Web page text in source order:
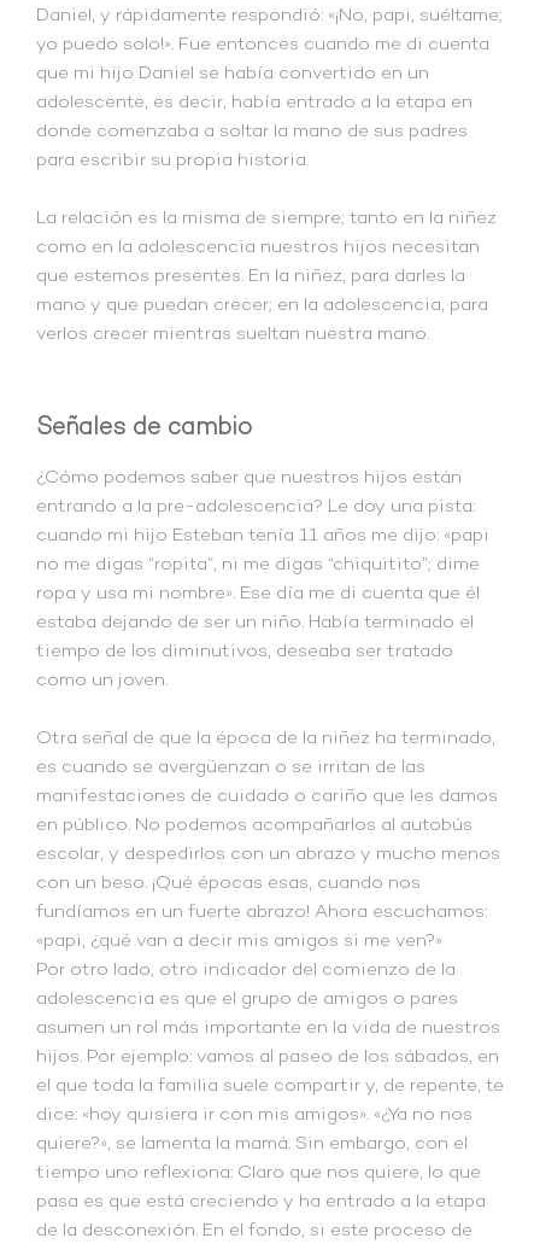
Daniel, y rápidamente respondió: «¡No, papi, suéltame;
yo puedo solo!». Fue entonces cuando me di cuenta
que mi hijo Daniel se había convertido en un
adolescente, es decir, había entrado a la etapa en
donde comenzaba a soltar la mano de sus padres
para escribir su propia historia.
La relación es la misma de siempre; tanto en la niñez
como en la adolescencia nuestros hijos necesitan
que estemos presentes. En la niñez, para darles la
mano y que puedan crecer; en la adolescencia, para
verlos crecer mientras sueltan nuestra mano.
Señales de cambio
¿Cómo podemos saber que nuestros hijos están
entrando a la pre-adolescencia? Le doy una pista:
cuando mi hijo Esteban tenía 11 años me dijo: «papi
no me digas “ropita”, ni me digas “chiquitito”; dime
ropa y usa mi nombre». Ese día me di cuenta que él
estaba dejando de ser un niño. Había terminado el
tiempo de los diminutivos, deseaba ser tratado
como un joven.
Otra señal de que la época de la niñez ha terminado,
es cuando se avergüenzan o se irritan de las
manifestaciones de cuidado o cariño que les damos
en público. No podemos acompañarlos al autobús
escolar, y despedirlos con un abrazo y mucho menos
con un beso. ¡Qué épocas esas, cuando nos
fundíamos en un fuerte abrazo! Ahora escuchamos:
«papi, ¿qué van a decir mis amigos si me ven?»
Por otro lado, otro indicador del comienzo de la
adolescencia es que el grupo de amigos o pares
asumen un rol más importante en la vida de nuestros
hijos. Por ejemplo: vamos al paseo de los sábados, en
el que toda la familia suele compartir y, de repente, te
dice: «hoy quisiera ir con mis amigos». «¿Ya no nos
quiere?», se lamenta la mamá. Sin embargo, con el
tiempo uno reflexiona: Claro que nos quiere, lo que
pasa es que está creciendo y ha entrado a la etapa
de la desconexión. En el fondo, si este proceso de